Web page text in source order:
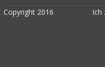
Copyright 2016 Ich